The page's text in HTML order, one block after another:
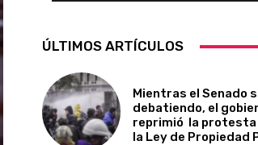
ÚLTIMOS ARTÍCULOS
Mientras el Senado
debatiendo, el
reprimió la
la Ley de Propiedad